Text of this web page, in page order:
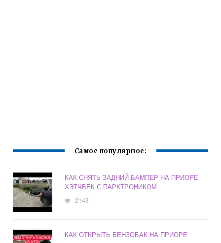
Самое популярное:
КАК СНЯТЬ ЗАДНИЙ БАМПЕР НА ПРИОРЕ
ХЭТЧБЕК С ПАРКТРОНИКОМ
2143
КАК ОТКРЫТЬ БЕНЗОБАК НА ПРИОРЕ